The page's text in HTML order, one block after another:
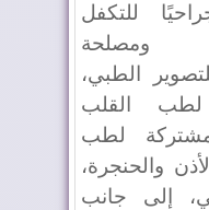
للتكفل
ومصلحة
الطبي،
القلب
مشتركة لطب
والحنجرة،
إلى جانب